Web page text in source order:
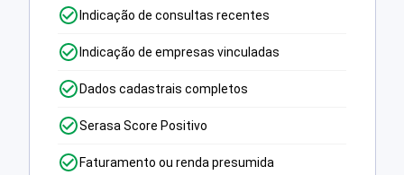
Indicação de consultas recentes
Indicação de empresas vinculadas
Dados cadastrais completos
Serasa Score Positivo
Faturamento ou renda presumida